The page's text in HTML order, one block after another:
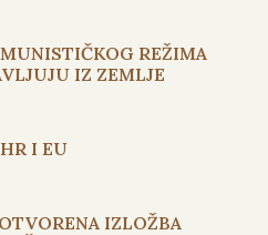
REŽIMA
IZ ZEMLJE
I EU
IZLOŽBA